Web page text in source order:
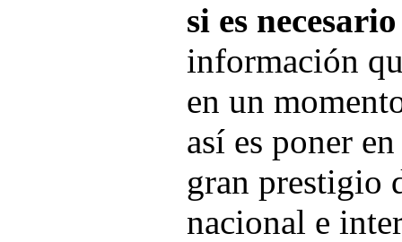
si es necesario
información
en un
así es poner
gran prestigio
nacional e